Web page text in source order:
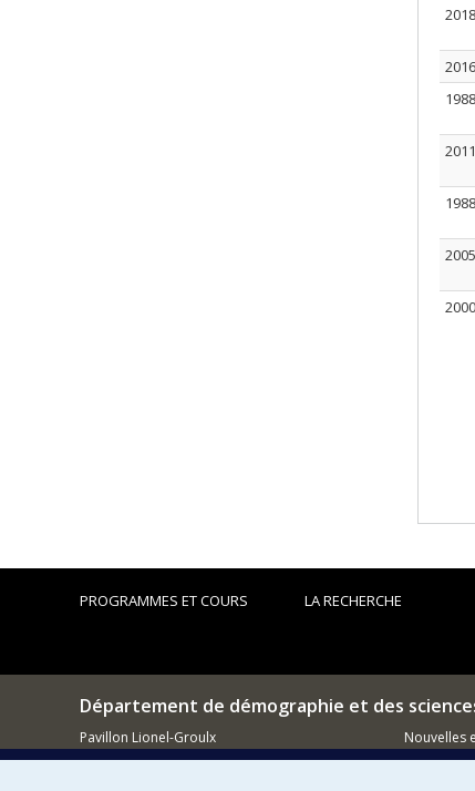
2018
2016
1988
2011
1988
2005
2000
PROGRAMMES ET COURS LA RECHERCHE
Département de démographie et des
Pavillon Lionel-Groulx
3150, rue Jean-Brillant
Nouvelles